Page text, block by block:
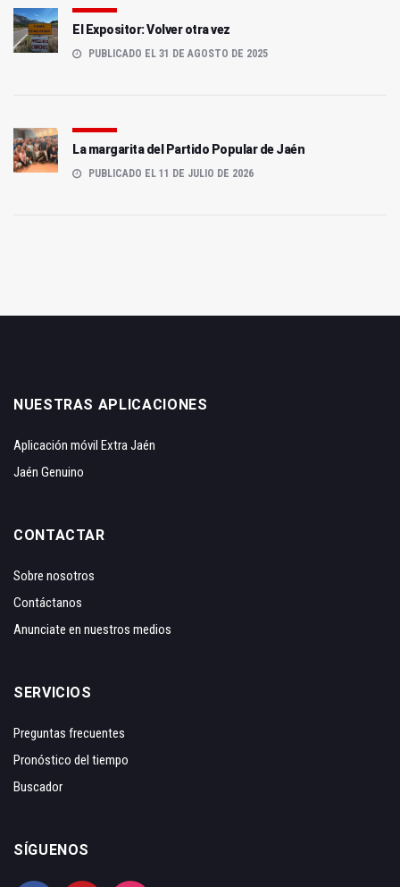
El Expositor: Volver otra vez
PUBLICADO EL 31 DE AGOSTO DE 2025
La margarita del Partido Popular de Jaén
PUBLICADO EL 11 DE JULIO DE 2026
NUESTRAS APLICACIONES
Aplicación móvil Extra Jaén
Jaén Genuino
CONTACTAR
Sobre nosotros
Contáctanos
Anunciate en nuestros medios
SERVICIOS
Preguntas frecuentes
Pronóstico del tiempo
Buscador
SÍGUENOS